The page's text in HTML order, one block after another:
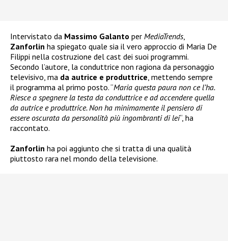
Intervistato da Massimo Galanto per MediaTrends,
Zanforlin ha spiegato quale sia il vero approccio di Maria De
Filippi nella costruzione del cast dei suoi programmi.
Secondo l’autore, la conduttrice non ragiona da personaggio
televisivo, ma da autrice e produttrice, mettendo sempre
il programma al primo posto. “Maria questa paura non ce l’ha.
Riesce a spegnere la testa da conduttrice e ad accendere quella
da autrice e produttrice. Non ha minimamente il pensiero di
essere oscurata da personalità più ingombranti di lei“, ha
raccontato.
Zanforlin ha poi aggiunto che si tratta di una qualità
piuttosto rara nel mondo della televisione.